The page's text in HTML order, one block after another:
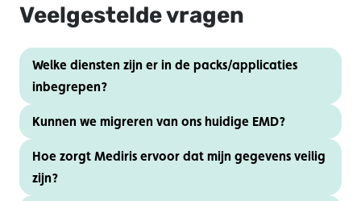
Veelgestelde vragen
Welke diensten zijn er in de packs/applicaties
inbegrepen?
Kunnen we migreren van ons huidige EMD?
Hoe zorgt Mediris ervoor dat mijn gegevens veilig
zijn?